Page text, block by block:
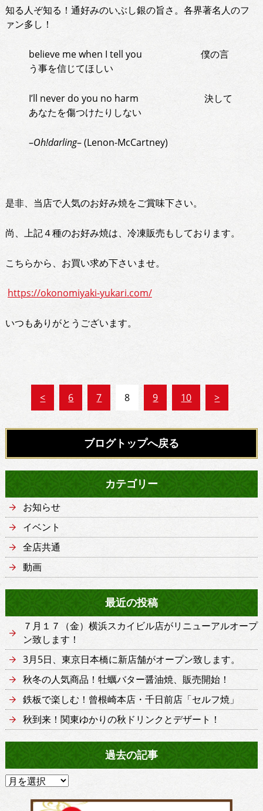
知る人ぞ知る！通好みのいぶし銀の旨さ。各界著名人のフ
ァン多し！
believe me when I tell you 僕の言
う事を信じてほしい
I’ll never do you no harm 決して
あなたを傷つけたりしない
–Oh!darling– (Lenon-McCartney)
是非、当店で人気のお好み焼をご賞味下さい。
尚、上記４種のお好み焼は、冷凍販売もしております。
こちらから、お買い求め下さいませ。
https://okonomiyaki-yukari.com/
いつもありがとうございます。
< 6 7 8 9 10 >
ブログトップへ戻る
カテゴリー
お知らせ
イベント
全店共通
動画
最近の投稿
７月１７（金）横浜スカイビル店がリニューアルオープ
ン致します！
3月5日、東京日本橋に新店舗がオープン致します。
秋冬の人気商品！牡蠣バター醤油焼、販売開始！
鉄板で楽しむ！曾根崎本店・千日前店「セルフ焼」
秋到来！関東ゆかりの秋ドリンクとデザート！
過去の記事
過